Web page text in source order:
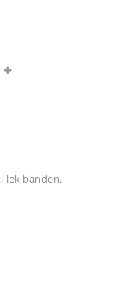
lek banden.